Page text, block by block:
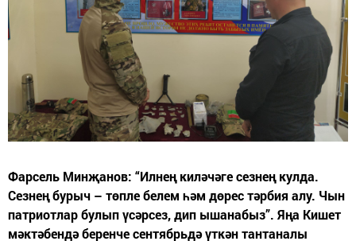
Фарсель Минҗанов: “Илнең киләчәге сезнең кулда.
Сезнең бурыч – төпле белем һәм дөрес тәрбия алу. Чын
патриотлар булып үсәрсез, дип ышанабыз”. Яңа Кишет
мәктәбендә беренче сентябрьдә үткән тантаналы